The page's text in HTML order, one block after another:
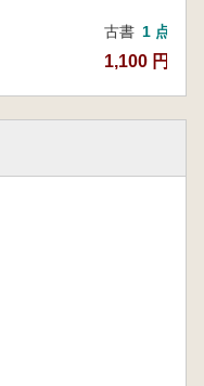
古書 1 点
1,100 円